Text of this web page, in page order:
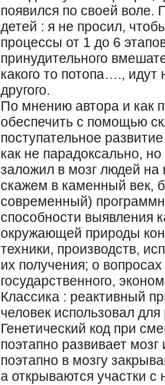
появился по своей
детей : я не просил,
процессы от 1 до 6
принудительного
какого то потопа….,
другого.
По мнению автора и как
обеспечить с помощью
поступательное
как не парадоксально,
заложил в мозг людей на
скажем в каменный век,
современный)
способности выявления
окружающей природы
техники, производств,
их получения; о
государственного,
Классика : реактивный
человек использовал
Генетический код при
поэтапно развивает
поэтапно в мозгу
а открываются участки